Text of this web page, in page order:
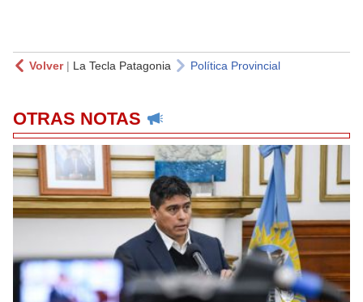
Volver| La Tecla Patagonia Política Provincial
OTRAS NOTAS